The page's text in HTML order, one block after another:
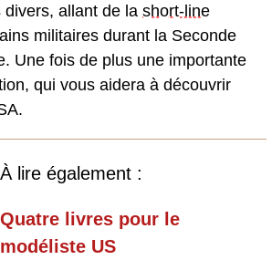
allant de la short-line
militaires durant la Seconde
Une fois de plus une importante
qui vous aidera à découvrir
À lire également :
Quatre livres pour le
modéliste US